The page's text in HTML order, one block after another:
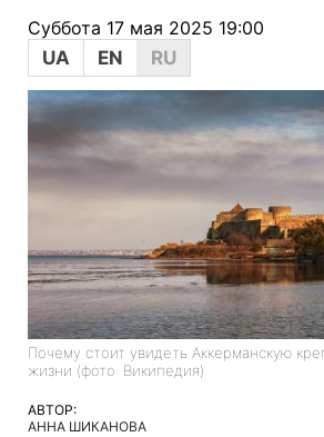
Суббота 17 мая 2025 19:00
UA
EN RU
Почему стоит увидеть Аккерманскую
жизни (фото: Википедия)
АВТОР:
АННА ШИКАНОВА